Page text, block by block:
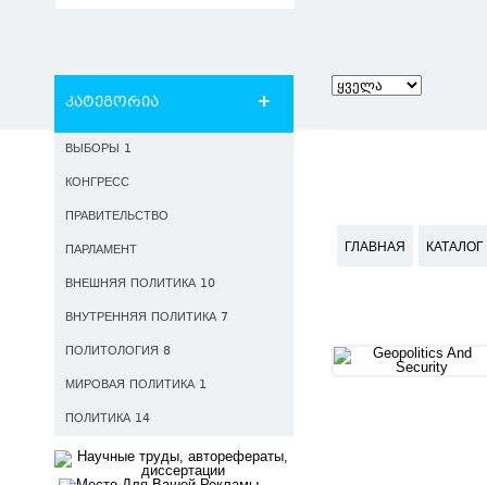
კატეგორია
ВЫБОРЫ 1
КОНГРЕСС
ПРАВИТЕЛЬСТВО
ПАРЛАМЕНТ
ВНЕШНЯЯ ПОЛИТИКА 10
ВНУТРЕННЯЯ ПОЛИТИКА 7
ПОЛИТОЛОГИЯ 8
МИРОВАЯ ПОЛИТИКА 1
ПОЛИТИКА 14
ГЛАВНАЯ